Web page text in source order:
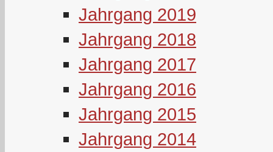
Jahrgang 2019
Jahrgang 2018
Jahrgang 2017
Jahrgang 2016
Jahrgang 2015
Jahrgang 2014